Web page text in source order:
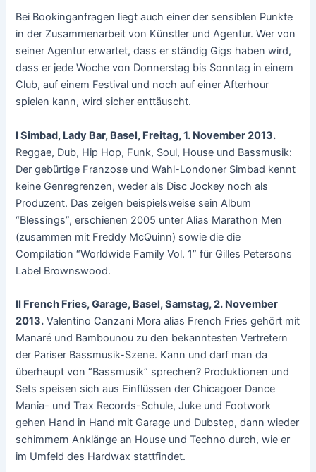
Bei Bookinganfragen liegt auch einer der sensiblen Punkte
in der Zusammenarbeit von Künstler und Agentur. Wer von
seiner Agentur erwartet, dass er ständig Gigs haben wird,
dass er jede Woche von Donnerstag bis Sonntag in einem
Club, auf einem Festival und noch auf einer Afterhour
spielen kann, wird sicher enttäuscht.
I Simbad, Lady Bar, Basel, Freitag, 1. November 2013.
Reggae, Dub, Hip Hop, Funk, Soul, House und Bassmusik:
Der gebürtige Franzose und Wahl-Londoner Simbad kennt
keine Genregrenzen, weder als Disc Jockey noch als
Produzent. Das zeigen beispielsweise sein Album
“Blessings”, erschienen 2005 unter Alias Marathon Men
(zusammen mit Freddy McQuinn) sowie die die
Compilation “Worldwide Family Vol. 1” für Gilles Petersons
Label Brownswood.
II French Fries, Garage, Basel, Samstag, 2. November
2013. Valentino Canzani Mora alias French Fries gehört mit
Manaré und Bambounou zu den bekanntesten Vertretern
der Pariser Bassmusik-Szene. Kann und darf man da
überhaupt von “Bassmusik” sprechen? Produktionen und
Sets speisen sich aus Einflüssen der Chicagoer Dance
Mania- und Trax Records-Schule, Juke und Footwork
gehen Hand in Hand mit Garage und Dubstep, dann wieder
schimmern Anklänge an House und Techno durch, wie er
im Umfeld des Hardwax stattfindet.